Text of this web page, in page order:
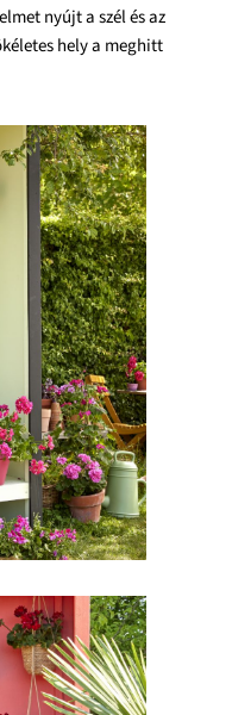
nyújt a szél és az
hely a meghitt